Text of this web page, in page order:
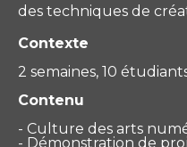
des techniques de
Contexte
2 semaines, 10
Contenu
- Culture des arts
- Démonstration de